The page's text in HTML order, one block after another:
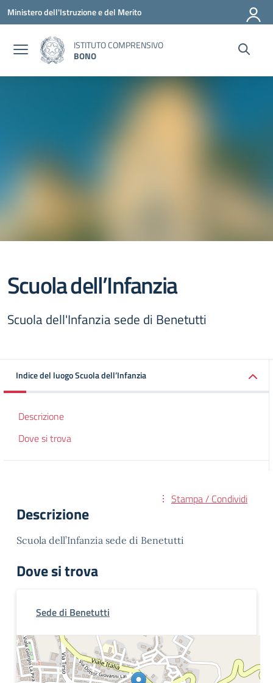
Vai ai contenuti
Vai al menu di navigazione
Vai al footer
Ministero dell'Istruzione e del Merito
ISTITUTO COMPRENSIVO
BONO
Scuola dell’Infanzia
Scuola dell'Infanzia sede di Benetutti
Indice del luogo Scuola dell’Infanzia
Descrizione
Dove si trova
Stampa / Condividi
Descrizione
Scuola dell’Infanzia sede di Benetutti
Dove si trova
Sede di Benetutti